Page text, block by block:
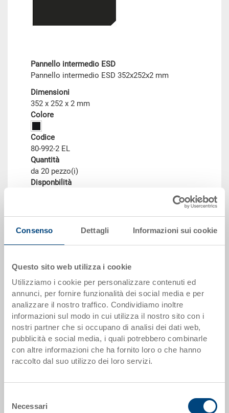
Consenso Dettagli Informazioni sui cookie
Questo sito web utilizza i cookie
Utilizziamo i cookie per personalizzare contenuti ed
annunci, per fornire funzionalità dei social media e per
analizzare il nostro traffico. Condividiamo inoltre
informazioni sul modo in cui utilizza il nostro sito con i
nostri partner che si occupano di analisi dei dati web,
pubblicità e social media, i quali potrebbero combinarle
con altre informazioni che ha fornito loro o che hanno
raccolto dal suo utilizzo dei loro servizi.
delNecessari
Pannello intermedio ESD
Pannello intermedio ESD 352x252x2 mm
Dimensioni
352 x 252 x 2 mm
Colore
Codice
80-992-2 EL
Quantità
da 20 pezzo(i)
Disponbilità
A partire da CHF 7.40
Cassettina ESD 355x277x99 mm
Dimensioni